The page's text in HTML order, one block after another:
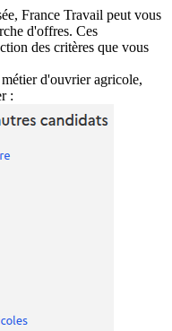
France Travail peut vous
d'offres. Ces
des critères que vous
d'ouvrier agricole,
: